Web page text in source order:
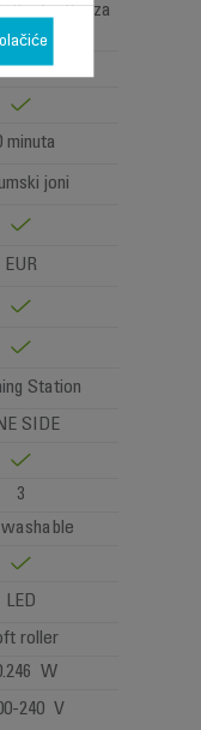
Četka za
minuta
joni
EUR
Station
SIDE
3
LED
roller
W
240 V